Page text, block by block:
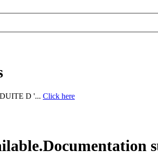
D '... Click here